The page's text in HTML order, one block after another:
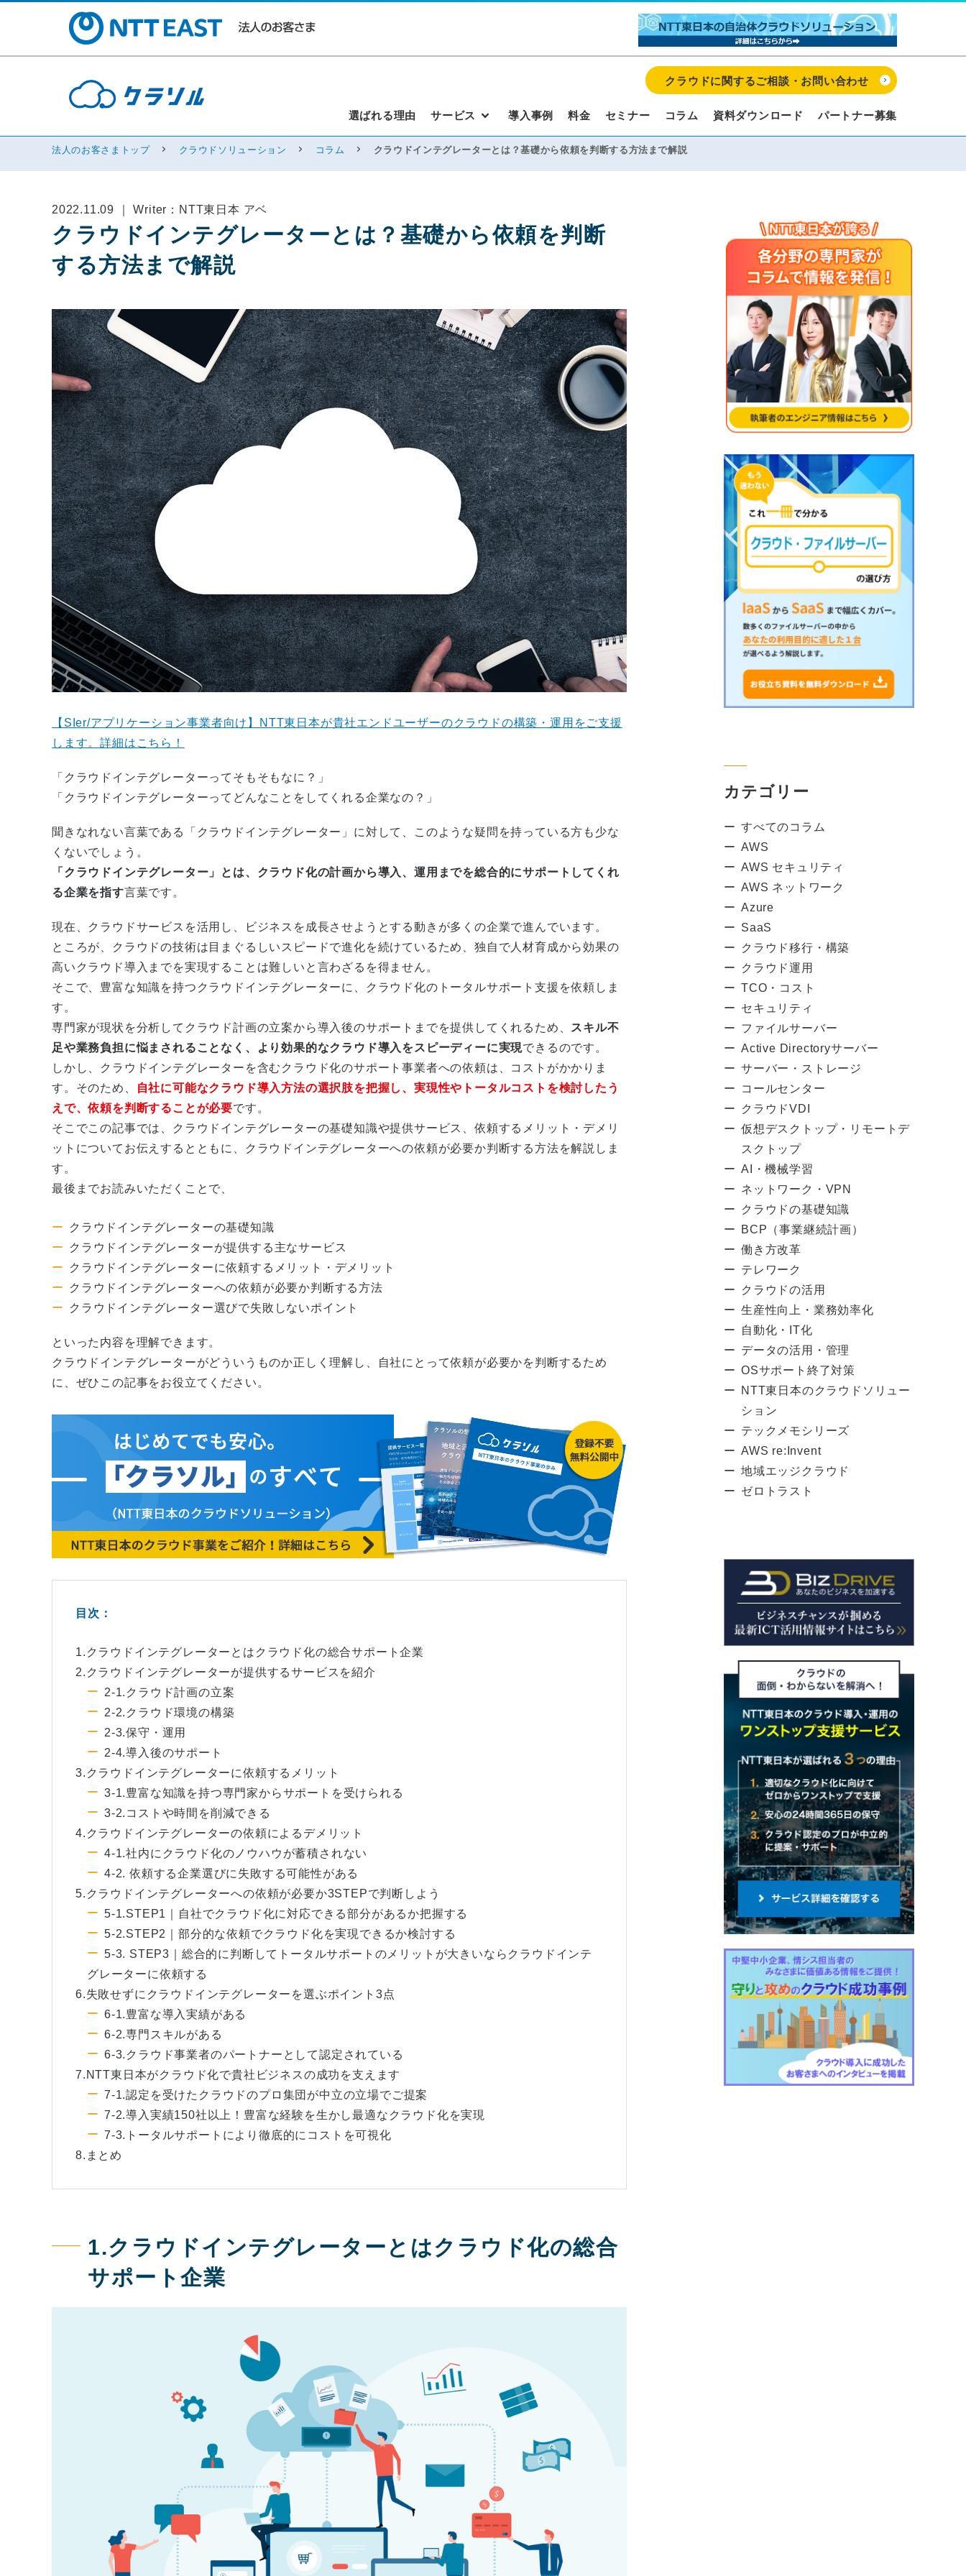
選ばれる理由 サービス 導入事例 料金 セミナー コラム 資料ダウンロード パートナー募集
クラウドに関するご相談・お問い合わせ
法人のお客さまトップ クラウドソリューション コラム クラウドインテグレーターとは？基礎から依頼を判断する方法まで解説
2022.11.09 ｜ Writer：NTT東日本 アベ
クラウドインテグレーターとは？基礎から依頼を判断
する方法まで解説
【SIer/アプリケーション事業者向け】NTT東日本が貴社エンドユーザーのクラウドの構築・運用をご支援
します。詳細はこちら！
「クラウドインテグレーターってそもそもなに？」
「クラウドインテグレーターってどんなことをしてくれる企業なの？」
聞きなれない言葉である「クラウドインテグレーター」に対して、このような疑問を持っている方も少な
くないでしょう。
「クラウドインテグレーター」とは、クラウド化の計画から導入、運用までを総合的にサポートしてくれ
る企業を指す言葉です。
現在、クラウドサービスを活用し、ビジネスを成長させようとする動きが多くの企業で進んでいます。
ところが、クラウドの技術は目まぐるしいスピードで進化を続けているため、独自で人材育成から効果の
高いクラウド導入までを実現することは難しいと言わざるを得ません。
そこで、豊富な知識を持つクラウドインテグレーターに、クラウド化のトータルサポート支援を依頼しま
す。
専門家が現状を分析してクラウド計画の立案から導入後のサポートまでを提供してくれるため、 スキル不
足や業務負担に悩まされることなく、より効果的なクラウド導入をスピーディーに実現できるのです。
しかし、クラウドインテグレーターを含むクラウド化のサポート事業者への依頼は、コストがかかりま
す。そのため、
自社に可能なクラウド導入方法の選択肢を把握し、実現性やトータルコストを検討したう
えで、依頼を判断することが必要です。
そこでこの記事では、クラウドインテグレーターの基礎知識や提供サービス、依頼するメリット・デメリ
ットについてお伝えするとともに、クラウドインテグレーターへの依頼が必要か判断する方法を解説しま
す。
最後までお読みいただくことで、
クラウドインテグレーターの基礎知識
クラウドインテグレーターが提供する主なサービス
クラウドインテグレーターに依頼するメリット・デメリット
クラウドインテグレーターへの依頼が必要か判断する方法
クラウドインテグレーター選びで失敗しないポイント
といった内容を理解できます。
クラウドインテグレーターがどういうものか正しく理解し、自社にとって依頼が必要かを判断するため
に、ぜひこの記事をお役立てください。
目次：
1.クラウドインテグレーターとはクラウド化の総合サポート企業
2.クラウドインテグレーターが提供するサービスを紹介
2-1.クラウド計画の立案
2-2.クラウド環境の構築
2-3.保守・運用
2-4.導入後のサポート
3.クラウドインテグレーターに依頼するメリット
3-1.豊富な知識を持つ専門家からサポートを受けられる
3-2.コストや時間を削減できる
4.クラウドインテグレーターの依頼によるデメリット
4-1.社内にクラウド化のノウハウが蓄積されない
4-2. 依頼する企業選びに失敗する可能性がある
5.クラウドインテグレーターへの依頼が必要か3STEPで判断しよう
5-1.STEP1｜自社でクラウド化に対応できる部分があるか把握する
5-2.STEP2｜部分的な依頼でクラウド化を実現できるか検討する
5-3. STEP3｜総合的に判断してトータルサポートのメリットが大きいならクラウドインテ
グレーターに依頼する
6.失敗せずにクラウドインテグレーターを選ぶポイント3点
6-1.豊富な導入実績がある
6-2.専門スキルがある
6-3.クラウド事業者のパートナーとして認定されている
7.NTT東日本がクラウド化で貴社ビジネスの成功を支えます
7-1.認定を受けたクラウドのプロ集団が中立の立場でご提案
7-2.導入実績150社以上！豊富な経験を生かし最適なクラウド化を実現
7-3.トータルサポートにより徹底的にコストを可視化
8.まとめ
1.クラウドインテグレーターとはクラウド化の総合
サポート企業
カテゴリー
すべてのコラム
AWS
AWS セキュリティ
AWS ネットワーク
Azure
SaaS
クラウド移行・構築
クラウド運用
TCO・コスト
セキュリティ
ファイルサーバー
Active Directoryサーバー
サーバー・ストレージ
コールセンター
クラウドVDI
仮想デスクトップ・リモートデ
スクトップ
AI・機械学習
ネットワーク・VPN
クラウドの基礎知識
BCP（事業継続計画）
働き方改革
テレワーク
クラウドの活用
生産性向上・業務効率化
自動化・IT化
データの活用・管理
OSサポート終了対策
NTT東日本のクラウドソリュー
ション
テックメモシリーズ
AWS re:Invent
地域エッジクラウド
ゼロトラスト